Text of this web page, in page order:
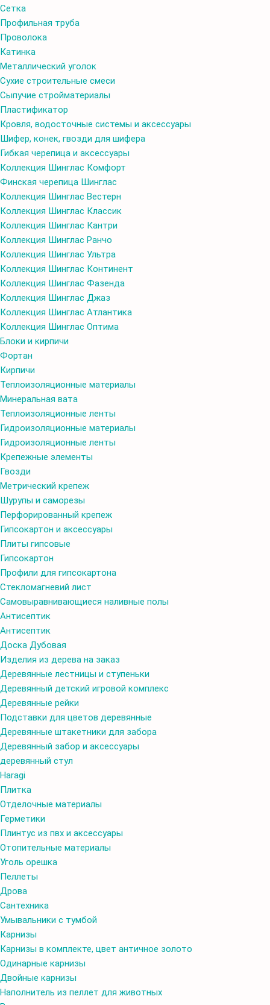
Сетка
Профильная труба
Проволока
Катинка
Металлический уголок
Сухие строительные смеси
Сыпучие стройматериалы
Пластификатор
Кровля, водосточные системы и аксессуары
Шифер, конек, гвозди для шифера
Гибкая черепица и аксессуары
Коллекция Шинглас Комфорт
Финская черепица Шинглас
Коллекция Шинглас Вестерн
Коллекция Шинглас Классик
Коллекция Шинглас Кантри
Коллекция Шинглас Ранчо
Коллекция Шинглас Ультра
Коллекция Шинглас Континент
Коллекция Шинглас Фазенда
Коллекция Шинглас Джаз
Коллекция Шинглас Атлантика
Коллекция Шинглас Оптима
Блоки и кирпичи
Фортан
Кирпичи
Теплоизоляционные материалы
Минеральная вата
Теплоизоляционные ленты
Гидроизоляционные материалы
Гидроизоляционные ленты
Крепежные элементы
Гвозди
Метрический крепеж
Шурупы и саморезы
Перфорированный крепеж
Гипсокартон и аксессуары
Плиты гипсовые
Гипсокартон
Профили для гипсокартона
Стекломагневий лист
Самовыравнивающиеся наливные полы
Aнтисептик
Aнтисептик
Доска Дубовая
Изделия из дерева на заказ
Деревянные лестницы и ступеньки
Деревянный детский игровой комплекс
Деревянные рейки
Подставки для цветов деревянные
Деревянные штакетники для забора
Деревянный забор и аксессуары
деревянный стул
Haragi
Плитка
Отделочные материалы
Герметики
Плинтус из пвх и аксессуары
Отопительные материалы
Уголь орешка
Пеллеты
Дрова
Сантехника
Умывальники с тумбой
Карнизы
Карнизы в комплекте, цвет античное золото
Одинарные карнизы
Двойные карнизы
Наполнитель из пеллет для животных